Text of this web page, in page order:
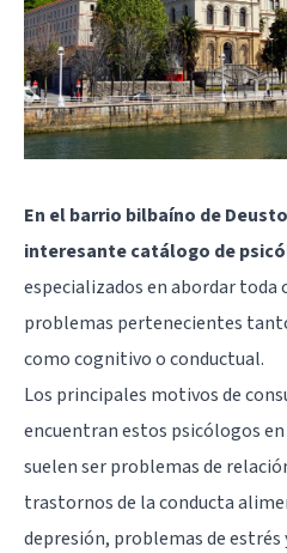
En el barrio bilbaíno de
interesante catálogo de
especializados en abordar toda
problemas pertenecientes
como cognitivo o conductual.
Los principales motivos de
encuentran estos psicólogos
suelen ser problemas de
trastornos de la conducta
depresión, problemas de